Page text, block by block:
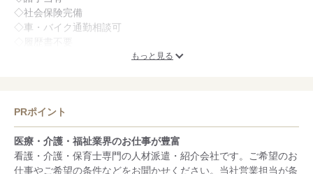
◇社会保険完備
◇車・バイク通勤相談可
もっと見る
PRポイント
医療・介護・福祉業界のお仕事が豊富
看護・介護・保育士専門の人材派遣・紹介会社です。ご希望のお
仕事やご希望の条件などをお聞かせください。当社営業担当が条